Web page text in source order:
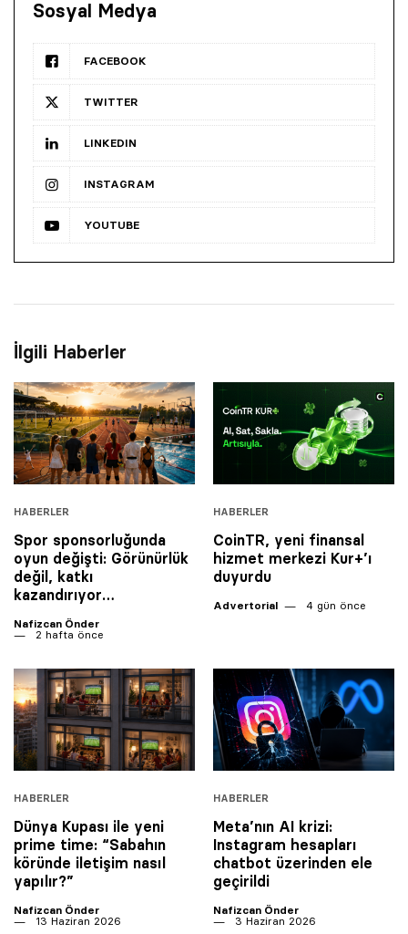
Sosyal Medya
FACEBOOK
TWITTER
LINKEDIN
INSTAGRAM
YOUTUBE
İlgili Haberler
HABERLER
Spor sponsorluğunda
oyun değişti: Görünürlük
değil, katkı
kazandırıyor…
Nafizcan Önder
2 hafta önce
HABERLER
CoinTR, yeni finansal
hizmet merkezi Kur+’ı
duyurdu
Advertorial 4 gün önce
HABERLER
Dünya Kupası ile yeni
prime time: “Sabahın
köründe iletişim nasıl
yapılır?”
Nafizcan Önder
13 Haziran 2026
HABERLER
Meta’nın AI krizi:
Instagram hesapları
chatbot üzerinden ele
geçirildi
Nafizcan Önder
3 Haziran 2026